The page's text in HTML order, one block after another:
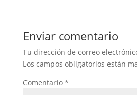
Enviar comentario
Tu dirección de correo
Los campos obligatorios están
Comentario *